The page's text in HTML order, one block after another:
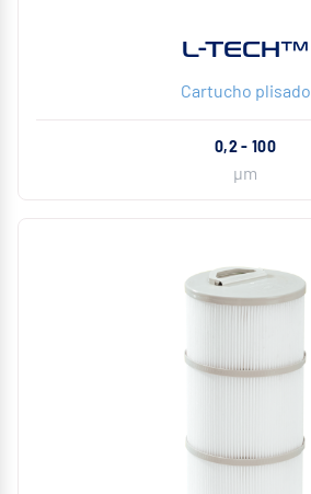
L-TECH™
Cartucho plisado
0,2 - 100
µm